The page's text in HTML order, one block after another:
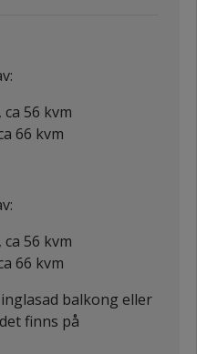
56 kvm
66 kvm
56 kvm
66 kvm
balkong eller
finns på